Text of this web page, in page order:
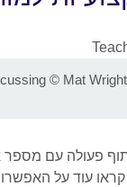
© Mat
פעולה עם מספר
עוד על